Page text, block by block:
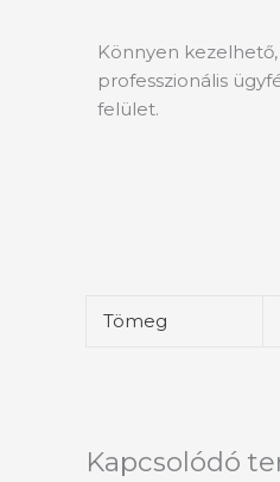
Könnyen
professzionális
felület.
Tömeg
Kapcsolódó